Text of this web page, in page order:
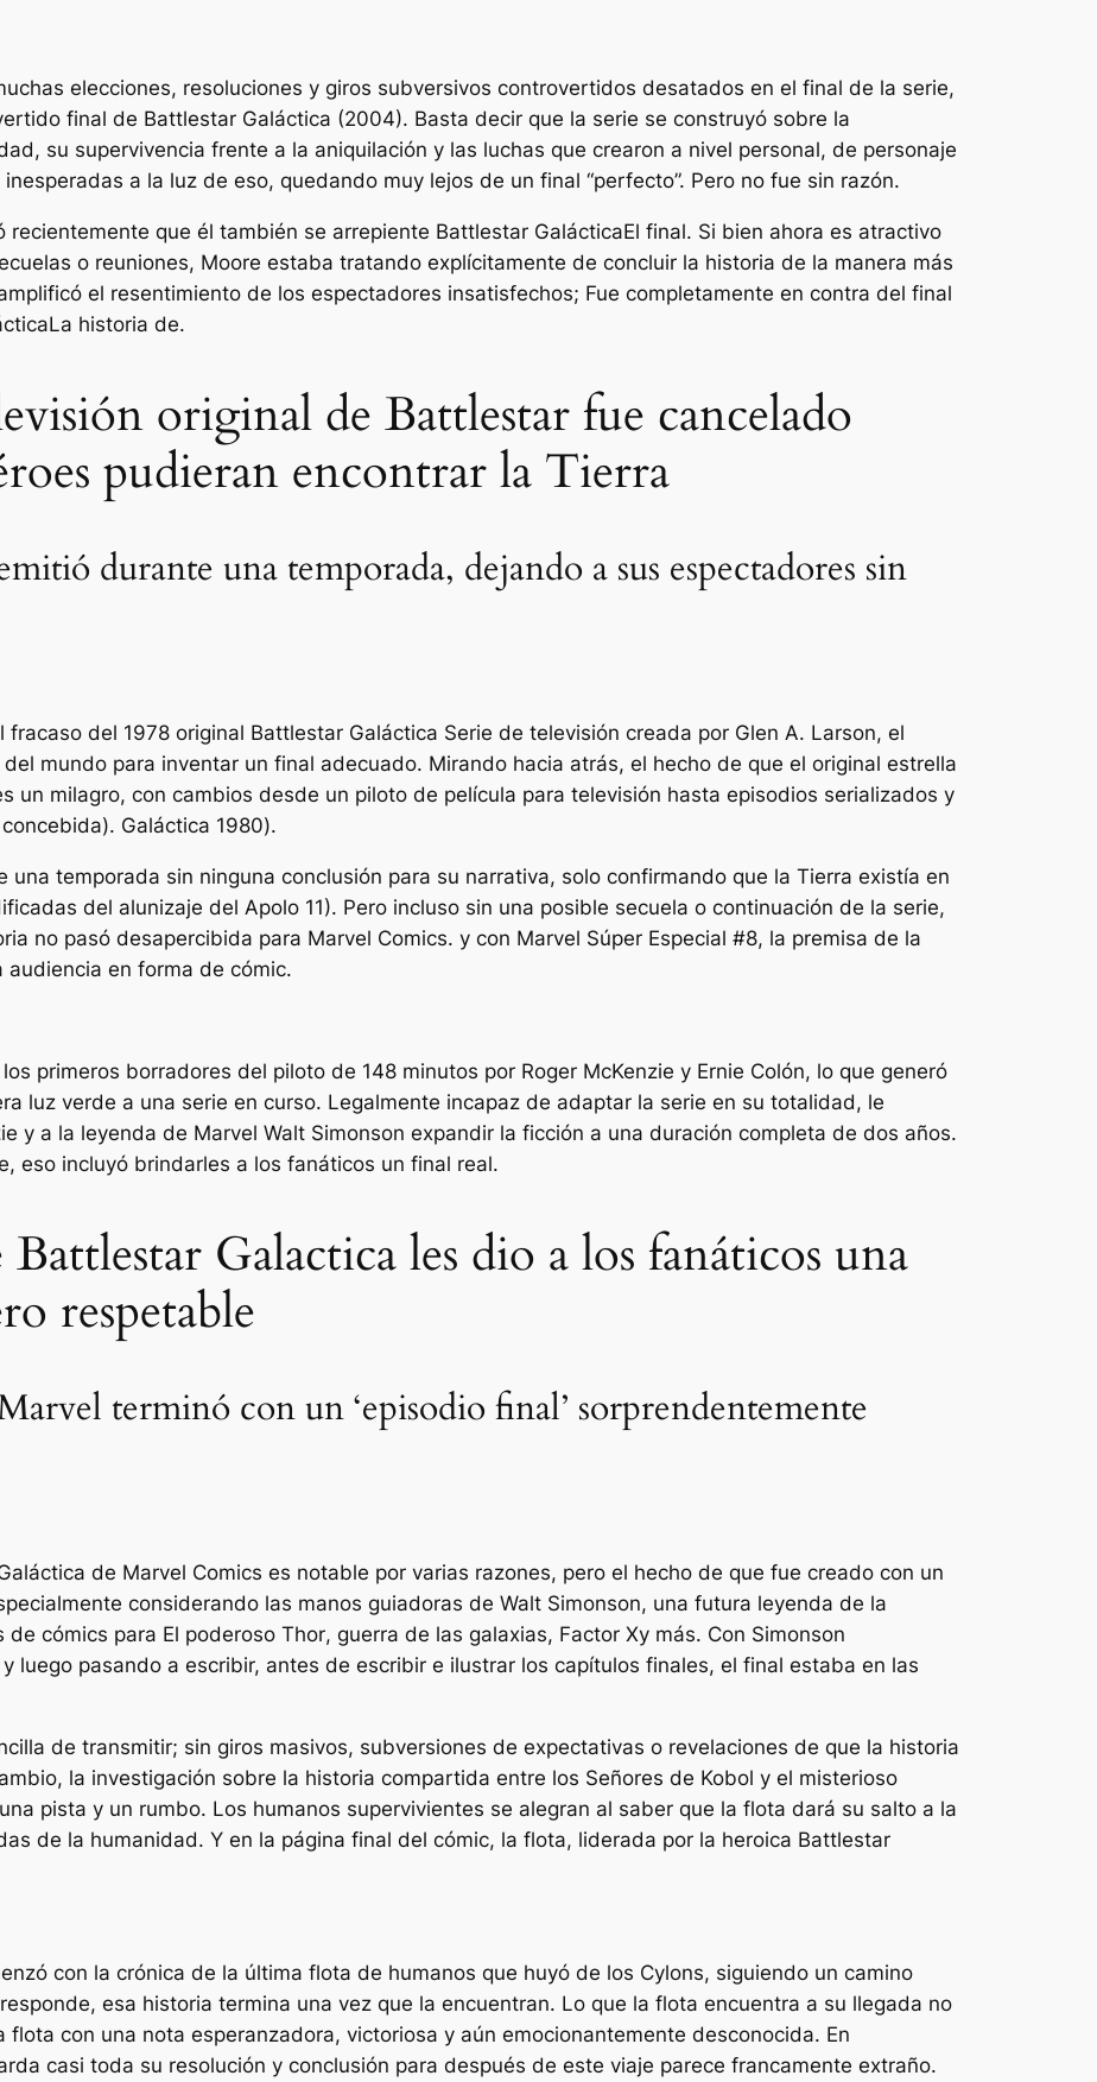
elecciones, resoluciones y giros subversivos controvertidos desatados en el final de la serie,
final de Battlestar Galáctica (2004). Basta decir que la serie se construyó sobre la
su supervivencia frente a la aniquilación y las luchas que crearon a nivel personal, de personaje
a la luz de eso, quedando muy lejos de un final “perfecto”. Pero no fue sin razón.
recientemente que él también se arrepiente Battlestar GalácticaEl final. Si bien ahora es atractivo
o reuniones, Moore estaba tratando explícitamente de concluir la historia de la manera más
el resentimiento de los espectadores insatisfechos; Fue completamente en contra del final
La historia de.
original de Battlestar fue cancelado
pudieran encontrar la Tierra
durante una temporada, dejando a sus espectadores sin
del 1978 original Battlestar Galáctica Serie de televisión creada por Glen A. Larson, el
mundo para inventar un final adecuado. Mirando hacia atrás, el hecho de que el original estrella
un milagro, con cambios desde un piloto de película para televisión hasta episodios serializados y
Galáctica 1980).
una temporada sin ninguna conclusión para su narrativa, solo confirmando que la Tierra existía en
del alunizaje del Apolo 11). Pero incluso sin una posible secuela o continuación de la serie,
no pasó desapercibida para Marvel Comics. y con Marvel Súper Especial #8, la premisa de la
en forma de cómic.
primeros borradores del piloto de 148 minutos por Roger McKenzie y Ernie Colón, lo que generó
luz verde a una serie en curso. Legalmente incapaz de adaptar la serie en su totalidad, le
y a la leyenda de Marvel Walt Simonson expandir la ficción a una duración completa de dos años.
eso incluyó brindarles a los fanáticos un final real.
Galactica les dio a los fanáticos una
respetable
terminó con un ‘episodio final’ sorprendentemente
de Marvel Comics es notable por varias razones, pero el hecho de que fue creado con un
considerando las manos guiadoras de Walt Simonson, una futura leyenda de la
de cómics para El poderoso Thor, guerra de las galaxias, Factor Xy más. Con Simonson
luego pasando a escribir, antes de escribir e ilustrar los capítulos finales, el final estaba en las
de transmitir; sin giros masivos, subversiones de expectativas o revelaciones de que la historia
la investigación sobre la historia compartida entre los Señores de Kobol y el misterioso
pista y un rumbo. Los humanos supervivientes se alegran al saber que la flota dará su salto a la
de la humanidad. Y en la página final del cómic, la flota, liderada por la heroica Battlestar
con la crónica de la última flota de humanos que huyó de los Cylons, siguiendo un camino
esa historia termina una vez que la encuentran. Lo que la flota encuentra a su llegada no
flota con una nota esperanzadora, victoriosa y aún emocionantemente desconocida. En
casi toda su resolución y conclusión para después de este viaje parece francamente extraño.